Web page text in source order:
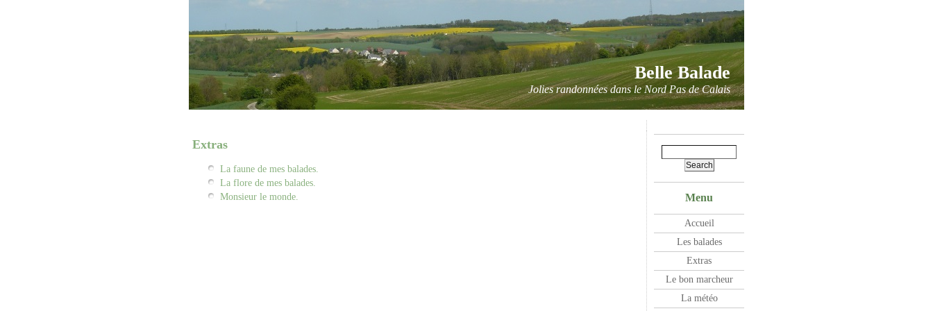
Belle Balade
Jolies randonnées dans le Nord Pas de Calais
Extras
La faune de mes balades.
La flore de mes balades.
Monsieur le monde.
Menu
Accueil
Les balades
Extras
Le bon marcheur
La météo